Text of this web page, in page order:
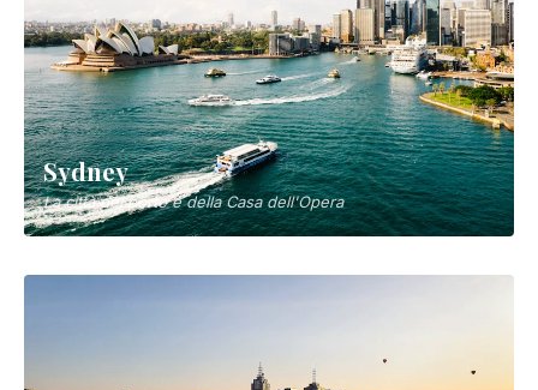
Hervey Bay
Porta di accesso a Fraser Island e capitale dell'avvistamento
balene